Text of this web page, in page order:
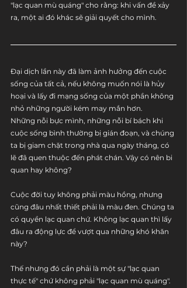
"lạc quan mù quáng" cho rằng: khi vấn đề xảy
ra, một ai đó khác sẽ giải quyết cho mình.
Đại dịch lần này đã làm ảnh hưởng đến cuộc
sống của tất cả, nếu không muốn nói là hủy
hoại và lấy đi mạng sống của một phần không
nhỏ những người kém may mắn hơn.
Những nỗi bực mình, những nỗi bí bách khi
cuộc sống bình thường bị gián đoạn, và chúng
ta bị giam chặt trong nhà qua ngày tháng, có
lẽ đã quen thuộc đến phát chán. Vậy có nên bi
quan hay không?
Cuộc đời tuy không phải màu hồng, nhưng
cũng đâu nhất thiết phải là màu đen. Chúng ta
có quyền lạc quan chứ. Không lạc quan thì lấy
đâu ra động lực để vượt qua những khó khăn
này?
Thế nhưng đó cần phải là một sự "lạc quan
thực tế" chứ không phải "lạc quan mù quáng".